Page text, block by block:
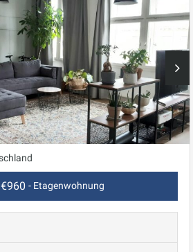
€960 - Etagenwohnung